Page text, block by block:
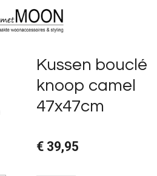
Kussen bouclé
knoop camel
47x47cm
€ 39,95